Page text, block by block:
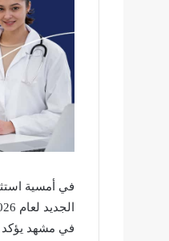
في أمسية
في مشهد يؤكد